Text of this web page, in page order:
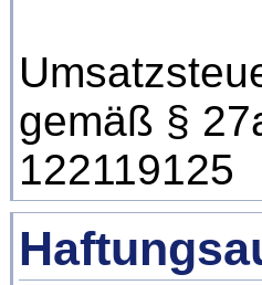
gemäß §
122119125